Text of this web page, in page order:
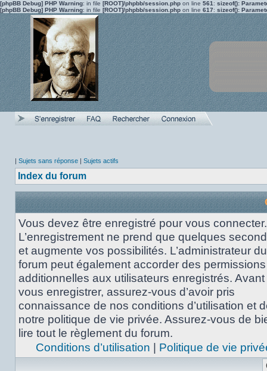
[phpBB Debug] PHP Warning: in file [ROOT]/phpbb/session.php on line 561 : sizeof():
[phpBB Debug] PHP Warning: in file [ROOT]/phpbb/session.php on line 617: sizeof():
| Sujets sans réponse | Sujets actifs
Index du forum
Vous devez être enregistré pour vous connecter.
L’enregistrement ne prend que quelques
et augmente vos possibilités. L’administrateur du
forum peut également accorder des permissions
additionnelles aux utilisateurs enregistrés.
vous enregistrer, assurez-vous d’avoir pris
connaissance de nos conditions d’utilisation et
notre politique de vie privée. Assurez-vous de
lire tout le règlement du forum.
Conditions d’utilisation | Politique de vie